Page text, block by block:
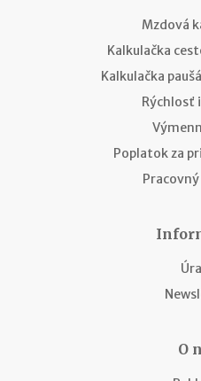
Mzdová
Kalkulačka
Kalkulačka
Rýchlosť
Poplatok za
O